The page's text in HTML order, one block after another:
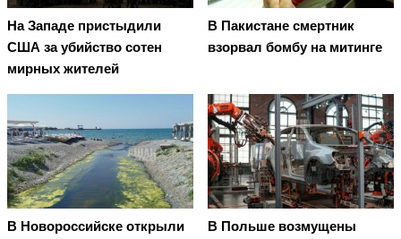
На Западе пристыдили
США за убийство сотен
мирных жителей
В Пакистане смертник
взорвал бомбу на митинге
В Новороссийске открыли
В Польше возмущены